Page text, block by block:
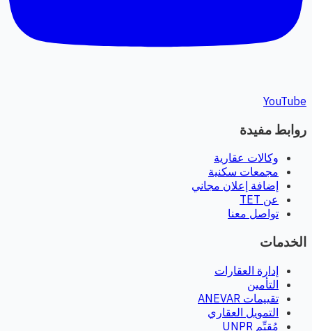
YouTube
روابط مفيدة
وكالات عقارية
مجمعات سكنية
إضافة إعلان مجاني
عن TET
تواصل معنا
الخدمات
إدارة العقارات
التأمين
تقييمات ANEVAR
التمويل العقاري
مُقيِّم UNPR